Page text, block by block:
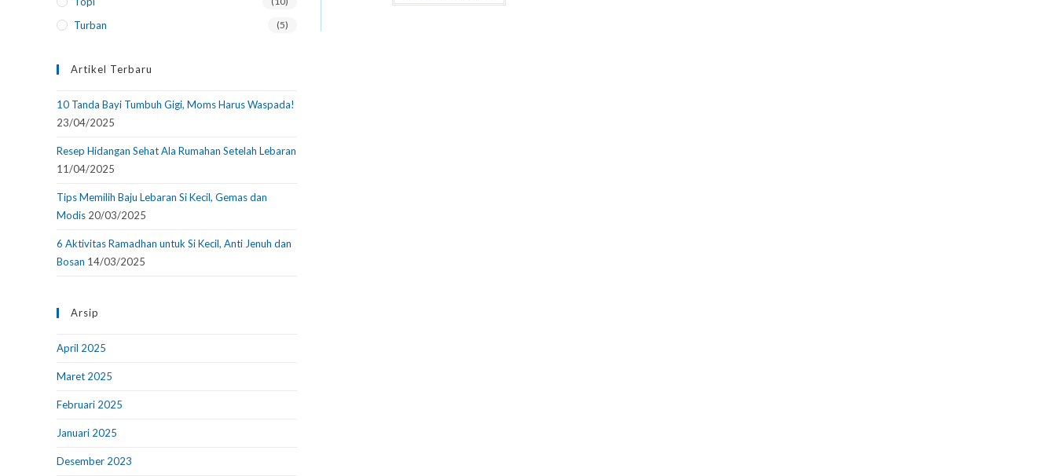
Turban (5)
Artikel Terbaru
10 Tanda Bayi Tumbuh Gigi, Moms Harus Waspada!
23/04/2025
Resep Hidangan Sehat Ala Rumahan Setelah Lebaran
11/04/2025
Tips Memilih Baju Lebaran Si Kecil, Gemas dan
Modis 20/03/2025
6 Aktivitas Ramadhan untuk Si Kecil, Anti Jenuh dan
Bosan 14/03/2025
Arsip
April 2025
Maret 2025
Februari 2025
Januari 2025
Desember 2023